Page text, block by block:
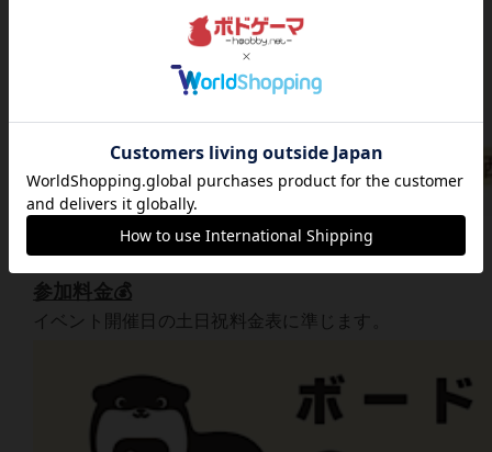
▲マップを押すとGoogleマップが表示されます。
参加料金💰
イベント開催日の土日祝料金表に準じます。